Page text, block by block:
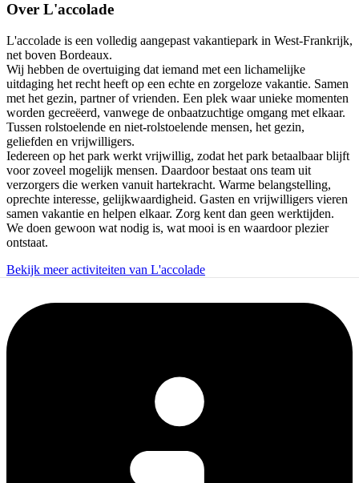
Over L'accolade
L'accolade is een volledig aangepast vakantiepark in West-Frankrijk,
net boven Bordeaux.
Wij hebben de overtuiging dat iemand met een lichamelijke
uitdaging het recht heeft op een echte en zorgeloze vakantie. Samen
met het gezin, partner of vrienden. Een plek waar unieke momenten
worden gecreëerd, vanwege de onbaatzuchtige omgang met elkaar.
Tussen rolstoelende en niet-rolstoelende mensen, het gezin,
geliefden en vrijwilligers.
Iedereen op het park werkt vrijwillig, zodat het park betaalbaar blijft
voor zoveel mogelijk mensen. Daardoor bestaat ons team uit
verzorgers die werken vanuit hartekracht. Warme belangstelling,
oprechte interesse, gelijkwaardigheid. Gasten en vrijwilligers vieren
samen vakantie en helpen elkaar. Zorg kent dan geen werktijden.
We doen gewoon wat nodig is, wat mooi is en waardoor plezier
ontstaat.
Bekijk meer activiteiten van L'accolade